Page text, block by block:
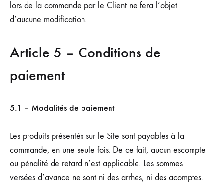
lors de la commande par le Client ne fera l’objet
d’aucune modification.
Article 5 – Conditions de
paiement
5.1 – Modalités de paiement
Les produits présentés sur le Site sont payables à la
commande, en une seule fois. De ce fait, aucun escompte
ou pénalité de retard n’est applicable. Les sommes
versées d’avance ne sont ni des arrhes, ni des acomptes.